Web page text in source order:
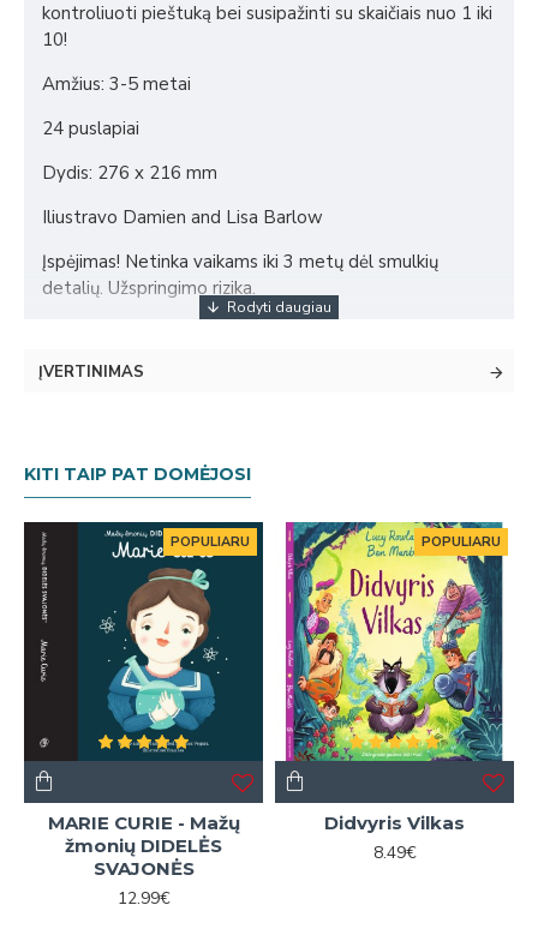
kontroliuoti pieštuką bei susipažinti su skaičiais nuo 1 iki
10!
Amžius: 3-5 metai
24 puslapiai
Dydis: 276 x 216 mm
Iliustravo Damien and Lisa Barlow
Įspėjimas! Netinka vaikams iki 3 metų dėl smulkių
detalių. Užspringimo rizika.
ĮVERTINIMAS
KITI TAIP PAT DOMĖJOSI
POPULIARU
MARIE CURIE - Mažų
žmonių DIDELĖS
SVAJONĖS
12.99€
POPULIARU
Didvyris Vilkas
8.49€